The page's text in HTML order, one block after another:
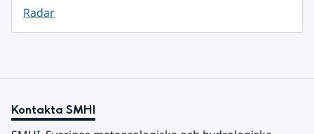
Radar
Kontakta SMHI